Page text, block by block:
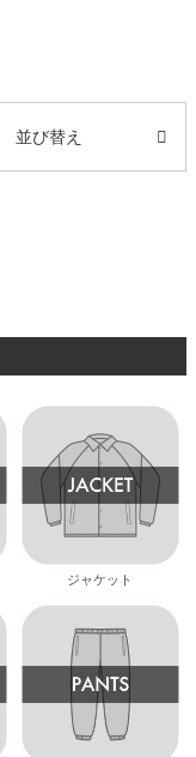
並び替え
ジャケット